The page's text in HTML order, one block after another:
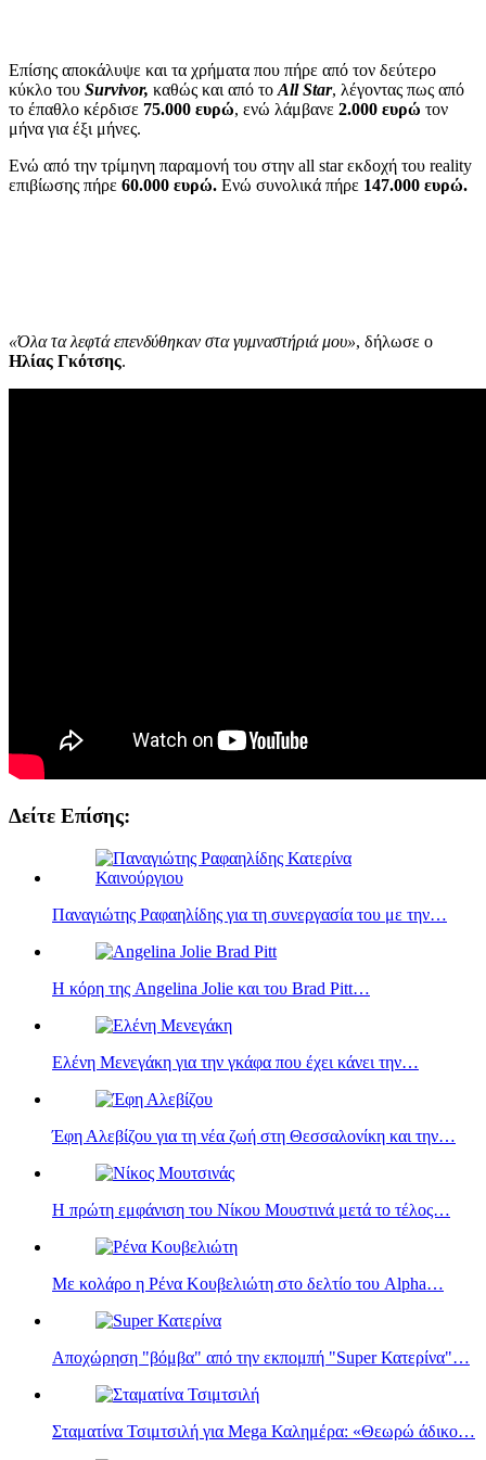
Επίσης αποκάλυψε και τα χρήματα που πήρε από τον δεύτερο
κύκλο του Survivor, καθώς και από το All Star, λέγοντας πως από
το έπαθλο κέρδισε 75.000 ευρώ, ενώ λάμβανε 2.000 ευρώ τον
μήνα για έξι μήνες.
Ενώ από την τρίμηνη παραμονή του στην all star εκδοχή του reality
επιβίωσης πήρε 60.000 ευρώ. Ενώ συνολικά πήρε 147.000 ευρώ.
«Όλα τα λεφτά επενδύθηκαν στα γυμναστήριά μου», δήλωσε ο
Ηλίας Γκότσης.
Δείτε Επίσης:
Παναγιώτης Ραφαηλίδης για τη συνεργασία του με την…
Η κόρη της Angelina Jolie και του Brad Pitt…
Ελένη Μενεγάκη για την γκάφα που έχει κάνει την…
Έφη Αλεβίζου για τη νέα ζωή στη Θεσσαλονίκη και την…
Η πρώτη εμφάνιση του Νίκου Μουστινά μετά το τέλος…
Με κολάρο η Ρένα Κουβελιώτη στο δελτίο του Alpha…
Αποχώρηση "βόμβα" από την εκπομπή "Super Κατερίνα"…
Σταματίνα Τσιμτσιλή για Mega Καλημέρα: «Θεωρώ άδικο…